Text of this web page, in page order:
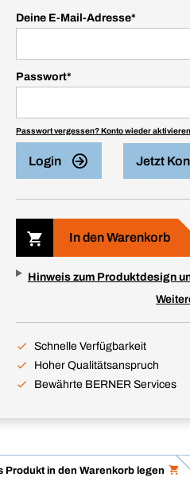
Deine E-Mail-Adresse*
Passwort*
Passwort vergessen? Konto wieder
Login Jetzt
In den Warenkorb
Hinweis zum Produktdesign
Schnelle Verfügbarkeit
Hoher Qualitätsanspruch
Bewährte BERNER Services
Produkt in den Warenkorb legen